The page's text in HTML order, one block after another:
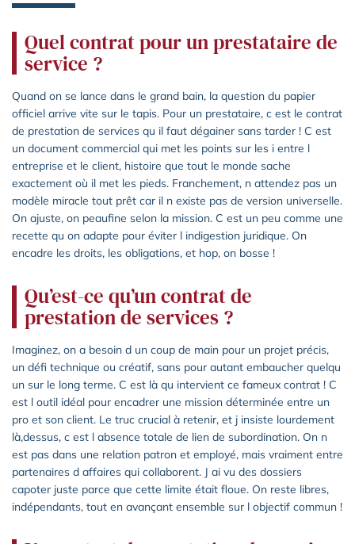
Quel contrat pour un prestataire de
service ?
Quand on se lance dans le grand bain, la question du papier
officiel arrive vite sur le tapis. Pour un prestataire, c est le contrat
de prestation de services qu il faut dégainer sans tarder ! C est
un document commercial qui met les points sur les i entre l
entreprise et le client, histoire que tout le monde sache
exactement où il met les pieds. Franchement, n attendez pas un
modèle miracle tout prêt car il n existe pas de version universelle.
On ajuste, on peaufine selon la mission. C est un peu comme une
recette qu on adapte pour éviter l indigestion juridique. On
encadre les droits, les obligations, et hop, on bosse !
Qu’est-ce qu’un contrat de
prestation de services ?
Imaginez, on a besoin d un coup de main pour un projet précis,
un défi technique ou créatif, sans pour autant embaucher quelqu
un sur le long terme. C est là qu intervient ce fameux contrat ! C
est l outil idéal pour encadrer une mission déterminée entre un
pro et son client. Le truc crucial à retenir, et j insiste lourdement
là,dessus, c est l absence totale de lien de subordination. On n
est pas dans une relation patron et employé, mais vraiment entre
partenaires d affaires qui collaborent. J ai vu des dossiers
capoter juste parce que cette limite était floue. On reste libres,
indépendants, tout en avançant ensemble sur l objectif commun !